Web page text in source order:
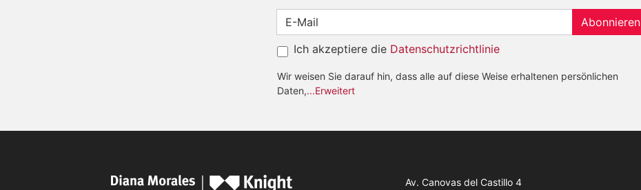
Abonnieren
Ich akzeptiere die Datenschutzrichtlinie
Wir weisen Sie darauf hin, dass alle auf diese Weise erhaltenen persönlichen
Daten,...Erweitert
Av. Canovas del Castillo 4